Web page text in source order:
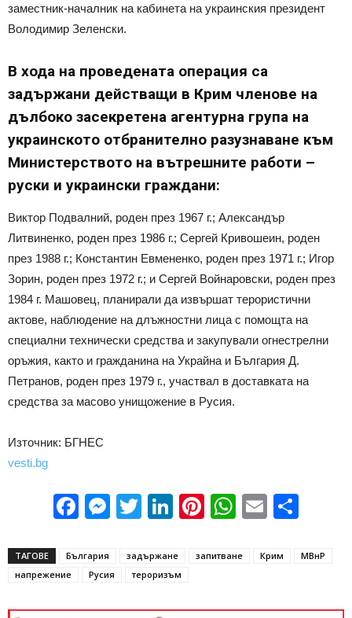
заместник-началник на кабинета на украинския президент
Володимир Зеленски.
В хода на проведената операция са
задържани действащи в Крим членове на
дълбоко засекретена агентурна група на
украинското отбранително разузнаване към
Министерството на вътрешните работи –
руски и украински граждани:
Виктор Подвалний, роден през 1967 г.; Александър
Литвиненко, роден през 1986 г.; Сергей Кривошеин, роден
през 1988 г.; Константин Евмененко, роден през 1971 г.; Игор
Зорин, роден през 1972 г.; и Сергей Войнаровски, роден през
1984 г. Машовец, планирали да извършат терористични
актове, наблюдение на длъжностни лица с помощта на
специални технически средства и закупували огнестрелни
оръжия, както и гражданина на Украйна и България Д.
Петранов, роден през 1979 г., участвал в доставката на
средства за масово унищожение в Русия.
Източник: БГНЕС
vesti.bg
Facebook
Messenger
Twitter
LinkedIn
Pinterest
WhatsApp
Email
ТАГОВЕ България задържане запитване Крим
МВнР
напрежение
Русия тероризъм